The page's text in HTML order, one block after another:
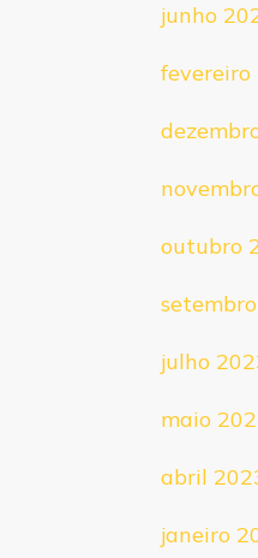
junho
fevereiro
outubro
julho
maio
abril
janeiro